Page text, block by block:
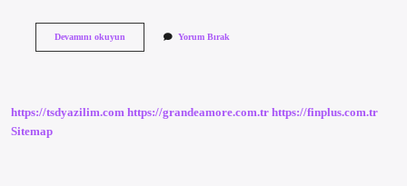
Devamını okuyunŞeri
Yorum Bırak
https://tsdyazilim.com https://grandeamore.com.tr https://finplus.com.tr
Sitemap